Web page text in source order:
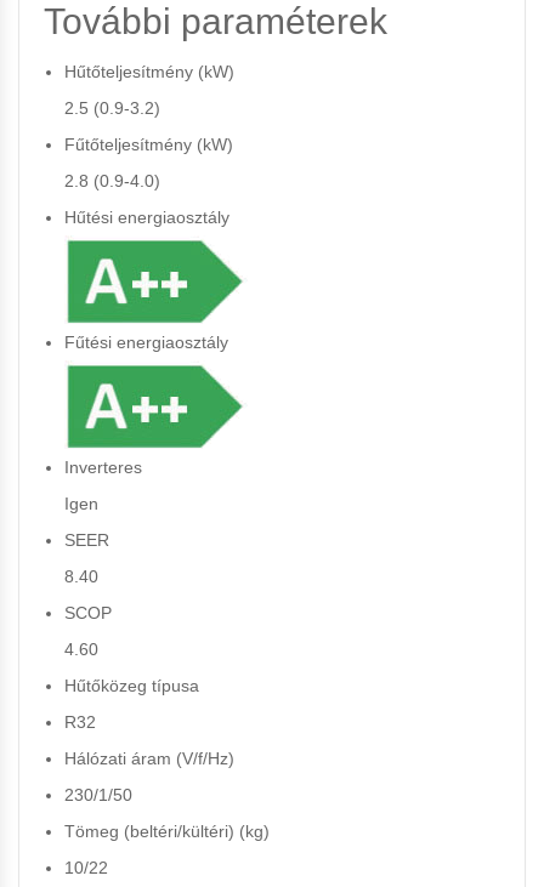
További paraméterek
Hűtőteljesítmény (kW)
2.5 (0.9-3.2)
Fűtőteljesítmény (kW)
2.8 (0.9-4.0)
Hűtési energiaosztály
Fűtési energiaosztály
Inverteres
Igen
SEER
8.40
SCOP
4.60
Hűtőközeg típusa
R32
Hálózati áram (V/f/Hz)
230/1/50
Tömeg (beltéri/kültéri) (kg)
10/22